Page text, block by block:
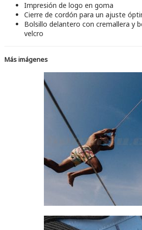
Impresión de logo en goma
Cierre de cordón para un ajuste
Bolsillo delantero con cremallera y
velcro
Más imágenes